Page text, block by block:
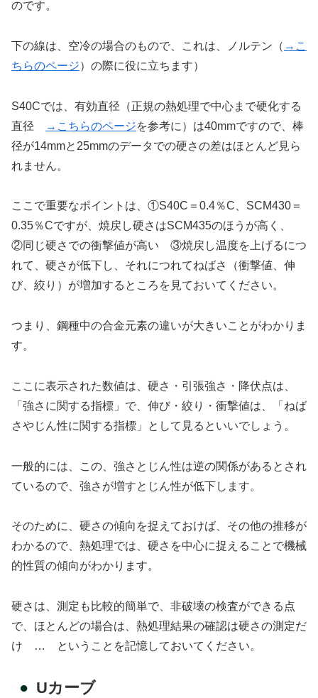
のです。
下の線は、空冷の場合のもので、これは、ノルテン（ →こ
ちらのページ）の際に役に立ちます）
S40Cでは、有効直径（正規の熱処理で中心まで硬化する
直径
→こちらのページを参考に）は40mmですので、棒
径が14mmと25mmのデータでの硬さの差はほとんど見ら
れません。
ここで重要なポイントは、①S40C＝0.4％C、SCM430＝
0.35％Cですが、焼戻し硬さはSCM435のほうが高く、
②同じ硬さでの衝撃値が高い ③焼戻し温度を上げるにつ
れて、硬さが低下し、それにつれてねばさ（衝撃値、伸
び、絞り）が増加するところを見ておいてください。
つまり、鋼種中の合金元素の違いが大きいことがわかりま
す。
ここに表示された数値は、硬さ・引張強さ・降伏点は、
「強さに関する指標」で、伸び・絞り・衝撃値は、「ねば
さやじん性に関する指標」として見るといいでしょう。
一般的には、この、強さとじん性は逆の関係があるとされ
ているので、強さが増すとじん性が低下します。
そのために、硬さの傾向を捉えておけば、その他の推移が
わかるので、熱処理では、硬さを中心に捉えることで機械
的性質の傾向がわかります。
硬さは、測定も比較的簡単で、非破壊の検査ができる点
で、ほとんどの場合は、熱処理結果の確認は硬さの測定だ
け … ということを記憶しておいてください。
Uカーブ